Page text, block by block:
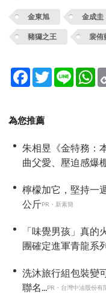
金東旭 金成圭
豬玀之王 裴侑
Facebook
TwitterLine
為您推薦
朱相昱《金特務：
曲父愛、壓迫感
檸檬加它，堅持一
公斤PR・新素簡
「味覺男孩」真的
團確定進軍青龍系
洗沐旅行組包裝變
聯名...
PR・台灣中油股份有